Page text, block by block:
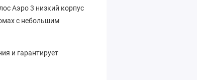
Аэро 3 низкий корпус
с небольшим
и гарантирует